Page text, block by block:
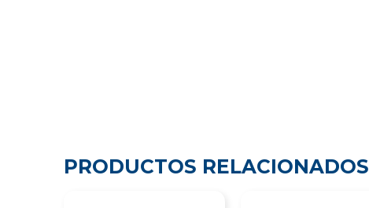
PRODUCTOS RELACIONADOS